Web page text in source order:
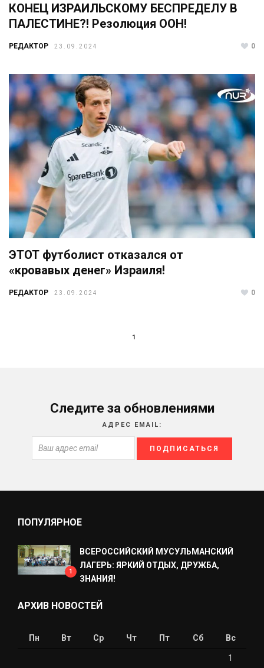
КОНЕЦ ИЗРАИЛЬСКОМУ БЕСПРЕДЕЛУ В
ПАЛЕСТИНЕ?! Резолюция ООН!
РЕДАКТОР 23.09.2024 0
ЭТОТ футболист отказался от
«кровавых денег» Израиля!
РЕДАКТОР 23.09.2024 0
1
Следите за обновлениями
АДРЕС EMAIL:
ПОПУЛЯРНОЕ
1
ВСЕРОССИЙСКИЙ МУСУЛЬМАНСКИЙ
ЛАГЕРЬ: ЯРКИЙ ОТДЫХ, ДРУЖБА,
ЗНАНИЯ!
АРХИВ НОВОСТЕЙ
Пн Вт Ср Чт Пт Сб Вс
1